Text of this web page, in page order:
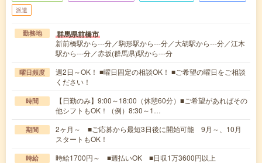
派遣
勤務地 群馬県前橋市
新前橋駅から---分／駒形駅から---分／大胡駅から---分／江木
駅から---分／赤坂(群馬県)駅から---分
曜日頻度
週2日～OK！ ■曜日固定の相談OK！ ■ご希望の曜日をご相談
ください！
時間
【日勤のみ】9:00～18:00（休憩60分）■ご希望があればその
他シフトもOK！（例）8:30～1…
期間
2ヶ月～ ■ご応募から最短3日後に開始可能 9月～、10月
スタートもOK！
時給 時給1700円～ ■週払いOK ■日収1万3600円以上